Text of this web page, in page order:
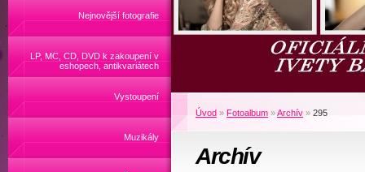
Nejnovější fotografie
LP, MC, CD, DVD k zakoupení v
eshopech, antikvariátech
Vystoupení
Muzikály
Úvod » Fotoalbum »Archív » 295
Archív